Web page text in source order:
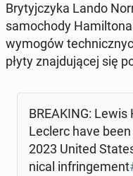
Bry­tyj­czy­ka Lando
sa­mo­cho­dy Ha­mil­to­na
wymogów
płyty znaj­du­ją­cej się
BRE­AKING:
Leclerc have
2023 United
ni­cal in­frin­ge­ment